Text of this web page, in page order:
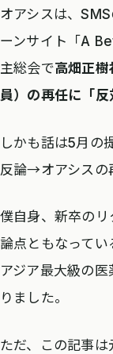
オアシスは、
ーンサイト「A
主総会で高畑正樹
員）の再任に「反
しかも話は5月の
反論→オアシスの
僕自身、新卒の
論点ともなってい
アジア最大級の
りました。
ただ、この記事